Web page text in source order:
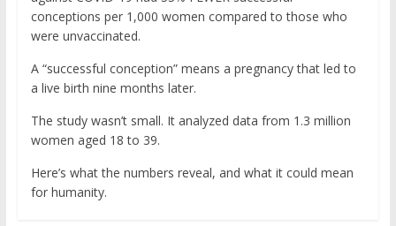
conceptions per 1,000 women compared to those who
were unvaccinated.
A “successful conception” means a pregnancy that led to
a live birth nine months later.
The study wasn’t small. It analyzed data from 1.3 million
women aged 18 to 39.
Here’s what the numbers reveal, and what it could mean
for humanity.